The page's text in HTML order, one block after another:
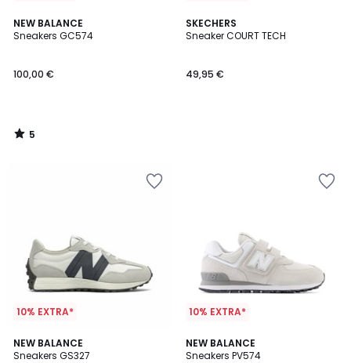
NEW BALANCE
Sneakers GC574
100,00 €
5
/
5
/
SKECHERS
Sneaker COURT TECH
49,95 €
10% EXTRA*
NEW BALANCE
Sneakers GS327
4,3
/ 5
10% EXTRA*
NEW BALANCE
Sneakers PV574
1
/